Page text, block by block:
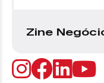
Zine